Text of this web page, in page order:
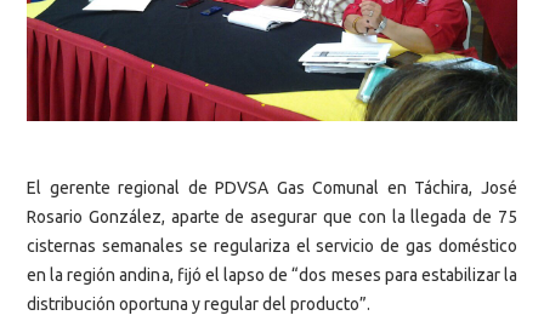
El gerente regional de PDVSA Gas Comunal en Táchira, José
Rosario González, aparte de asegurar que con la llegada de 75
cisternas semanales se regulariza el servicio de gas doméstico
en la región andina, fijó el lapso de “dos meses para estabilizar la
distribución oportuna y regular del producto”.